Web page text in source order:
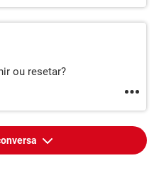
ou resetar?